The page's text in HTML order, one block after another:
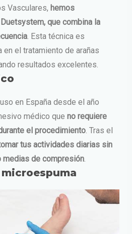
Vasculares, hemos
que combina la
. Esta técnica es
el tratamiento de arañas
resultados excelentes.
en España desde el año
médico que no requiere
el procedimiento. Tras el
tus actividades diarias sin
medias de compresión.